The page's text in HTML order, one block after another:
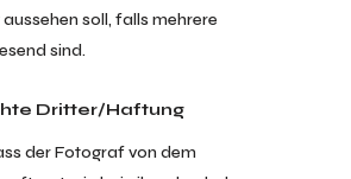
soll, falls mehrere
sind.
Dritter/Haftung
der Fotograf von dem